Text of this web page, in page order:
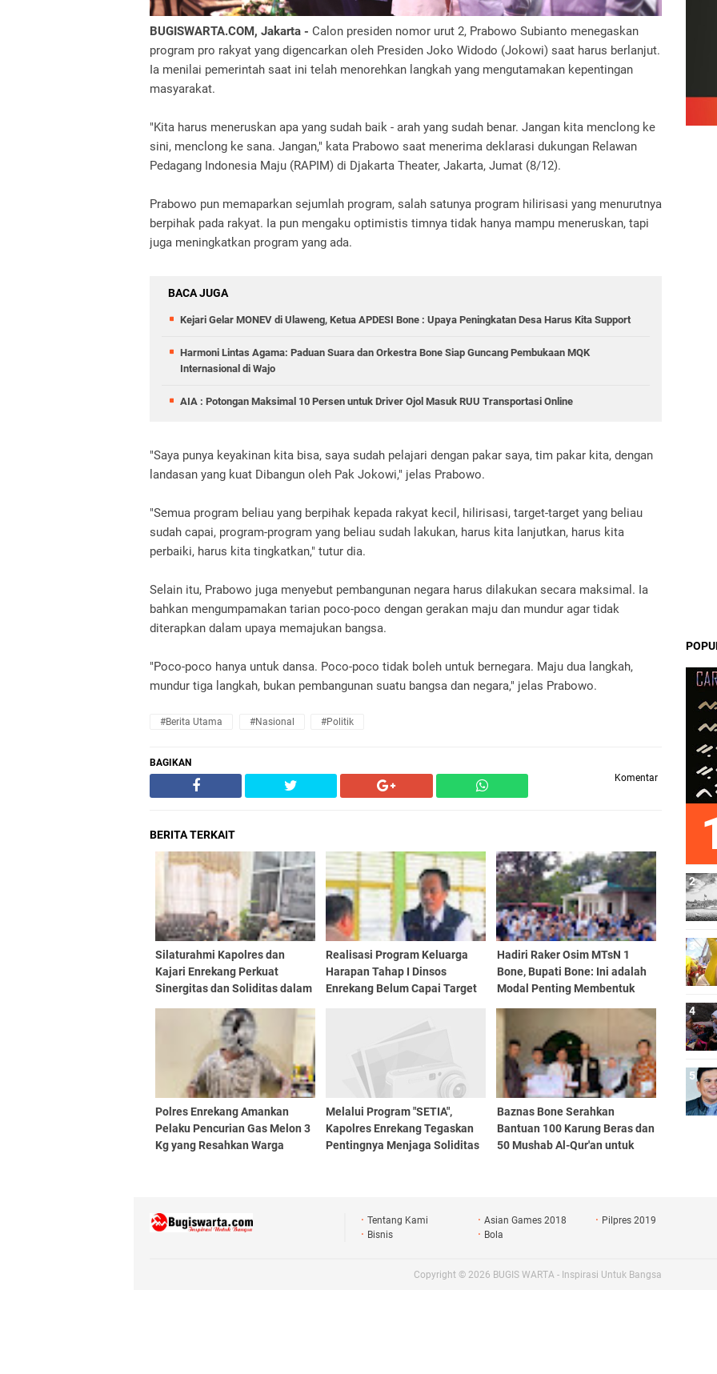
BUGISWARTA.COM, Jakarta - Calon presiden nomor urut 2, Prabowo Subianto menegaskan
program pro rakyat yang digencarkan oleh Presiden Joko Widodo (Jokowi) saat harus berlanjut.
Ia menilai pemerintah saat ini telah menorehkan langkah yang mengutamakan kepentingan
masyarakat.
"Kita harus meneruskan apa yang sudah baik - arah yang sudah benar. Jangan kita menclong ke
sini, menclong ke sana. Jangan," kata Prabowo saat menerima deklarasi dukungan Relawan
Pedagang Indonesia Maju (RAPIM) di Djakarta Theater, Jakarta, Jumat (8/12).
Prabowo pun memaparkan sejumlah program, salah satunya program hilirisasi yang menurutnya
berpihak pada rakyat. Ia pun mengaku optimistis timnya tidak hanya mampu meneruskan, tapi
juga meningkatkan program yang ada.
BACA JUGA
Kejari Gelar MONEV di Ulaweng, Ketua APDESI Bone : Upaya Peningkatan Desa Harus Kita Support
Harmoni Lintas Agama: Paduan Suara dan Orkestra Bone Siap Guncang Pembukaan MQK
Internasional di Wajo
AIA : Potongan Maksimal 10 Persen untuk Driver Ojol Masuk RUU Transportasi Online
"Saya punya keyakinan kita bisa, saya sudah pelajari dengan pakar saya, tim pakar kita, dengan
landasan yang kuat Dibangun oleh Pak Jokowi," jelas Prabowo.
"Semua program beliau yang berpihak kepada rakyat kecil, hilirisasi, target-target yang beliau
sudah capai, program-program yang beliau sudah lakukan, harus kita lanjutkan, harus kita
perbaiki, harus kita tingkatkan," tutur dia.
Selain itu, Prabowo juga menyebut pembangunan negara harus dilakukan secara maksimal. Ia
bahkan mengumpamakan tarian poco-poco dengan gerakan maju dan mundur agar tidak
diterapkan dalam upaya memajukan bangsa.
"Poco-poco hanya untuk dansa. Poco-poco tidak boleh untuk bernegara. Maju dua langkah,
mundur tiga langkah, bukan pembangunan suatu bangsa dan negara," jelas Prabowo.
#Berita Utama #Nasional #Politik
BAGIKAN
Komentar
BERITA TERKAIT
Silaturahmi Kapolres dan
Kajari Enrekang Perkuat
Sinergitas dan Soliditas dalam
Upaya Penegakan Hukum
Realisasi Program Keluarga
Harapan Tahap I Dinsos
Enrekang Belum Capai Target
Hadiri Raker Osim MTsN 1
Bone, Bupati Bone: Ini adalah
Modal Penting Membentuk
Pemimpin Masa Depan
Polres Enrekang Amankan
Pelaku Pencurian Gas Melon 3
Kg yang Resahkan Warga
Melalui Program "SETIA",
Kapolres Enrekang Tegaskan
Pentingnya Menjaga Soliditas
Baznas Bone Serahkan
Bantuan 100 Karung Beras dan
50 Mushab Al-Qur'an untuk
Tentang Kami Asian Games 2018
Pilpres 2019
Bisnis
Bola
Copyright © 2026 BUGIS WARTA - Inspirasi Untuk Bangsa